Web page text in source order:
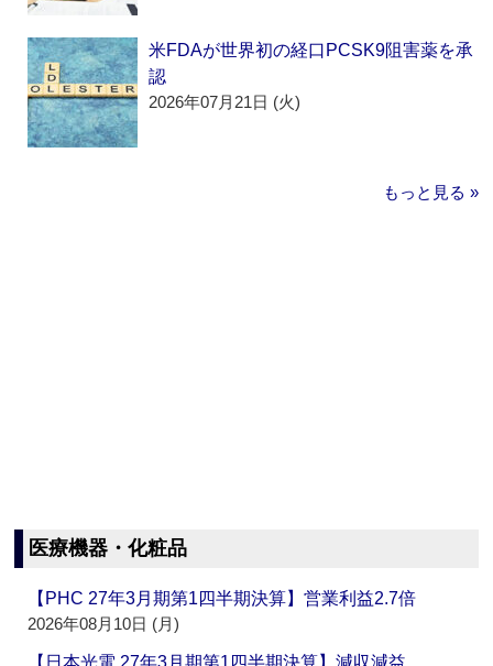
米FDAが世界初の経口PCSK9阻害薬を承
認
2026年07月21日 (火)
もっと見る »
医療機器・化粧品
【PHC 27年3月期第1四半期決算】営業利益2.7倍
2026年08月10日 (月)